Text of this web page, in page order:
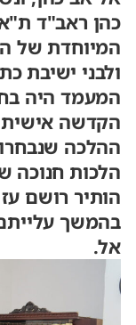
כהן ראב"ד
המיוחדת של
ולבני ישיבת
המעמד היה
הקדשה
ההלכה
הלכות חנוכה
הותיר רושם
בהמשך
אל.